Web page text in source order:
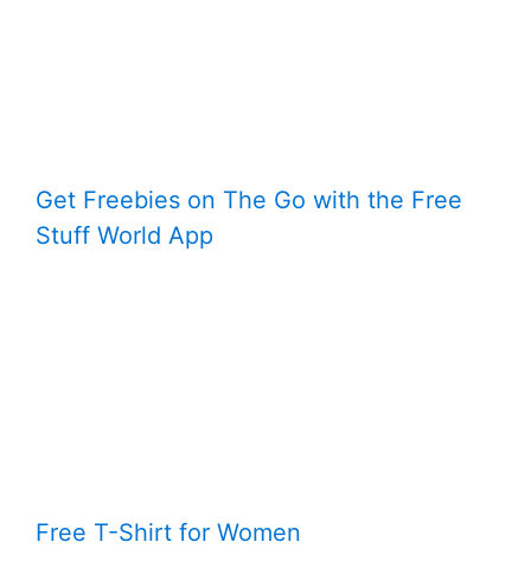
Get Freebies on The Go with the Free
Stuff World App
Free T-Shirt for Women